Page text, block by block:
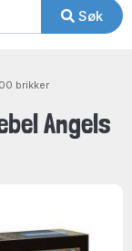
Søk
brikker
Angels